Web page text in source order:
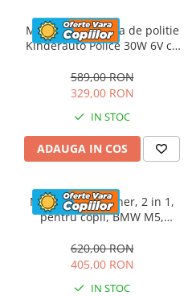
Masinuta electrica de politie
Kinderauto Police 30W 6V cu
bluetooth, culoare Alb
589,00 RON
329,00 RON
IN STOC
ADAUGA IN COS
Masinuta cu maner, 2 in 1,
pentru copii, BMW M5,
620,00 RON
405,00 RON
IN STOC